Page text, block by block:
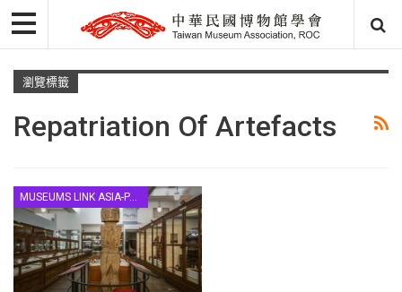
瀏覽標籤
Repatriation Of Artefacts
MUSEUMS LINK ASIA-PACIFIC